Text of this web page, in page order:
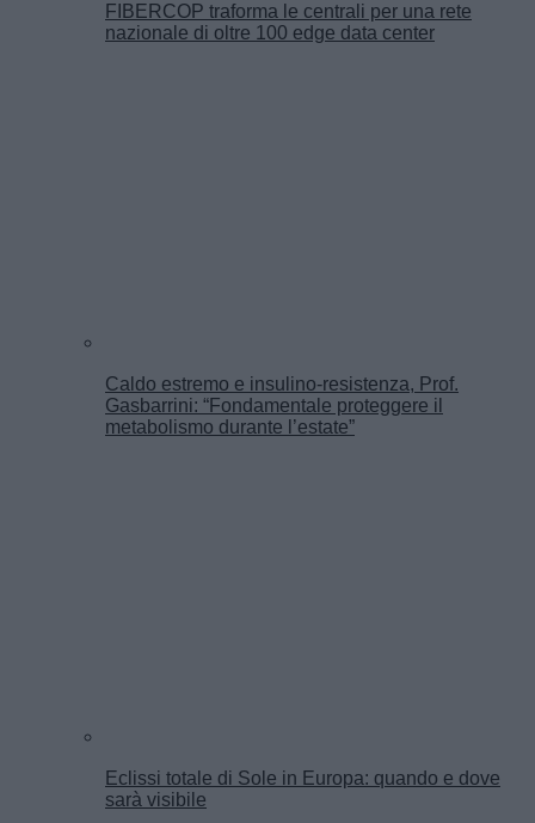
FIBERCOP traforma le centrali per una rete
nazionale di oltre 100 edge data center
Caldo estremo e insulino-resistenza, Prof.
Gasbarrini: “Fondamentale proteggere il
metabolismo durante l’estate”
Eclissi totale di Sole in Europa: quando e dove
sarà visibile